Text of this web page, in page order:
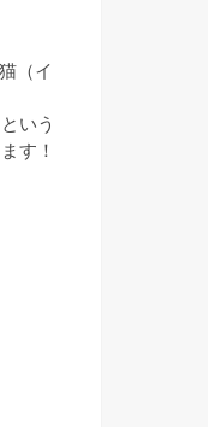
（イ
いう
す！